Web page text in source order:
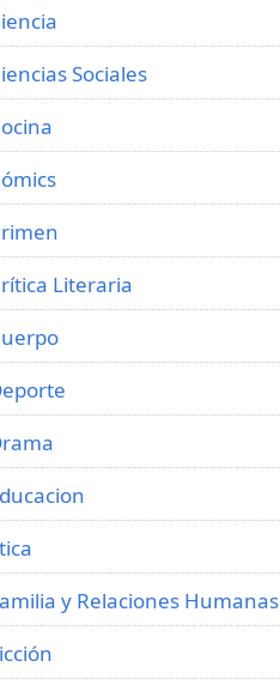
Sociales
Literaria
y Relaciones Humanas